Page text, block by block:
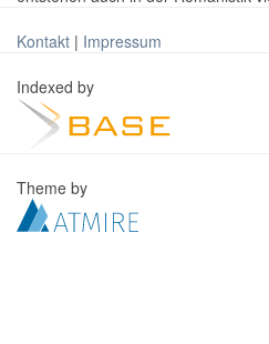
Kontakt | Impressum
Indexed by
Theme by